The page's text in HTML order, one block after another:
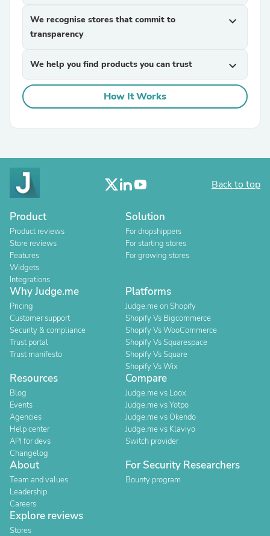
We recognise stores that commit to
transparency
expand_more
We help you find products you can trust expand_more
How It Works
Back to top
Product
Product reviews
Store reviews
Features
Widgets
Integrations
Solution
For dropshippers
For starting stores
For growing stores
Why Judge.me
Pricing
Customer support
Security & compliance
Trust portal
Trust manifesto
Platforms
Judge.me on Shopify
Shopify Vs Bigcommerce
Shopify Vs WooCommerce
Shopify Vs Squarespace
Shopify Vs Square
Shopify Vs Wix
Resources
Blog
Events
Agencies
Help center
API for devs
Changelog
Compare
Judge.me vs Loox
Judge.me vs Yotpo
Judge.me vs Okendo
Judge.me vs Klaviyo
Switch provider
About
Team and values
Leadership
Careers
For Security Researchers
Bounty program
Explore reviews
Stores